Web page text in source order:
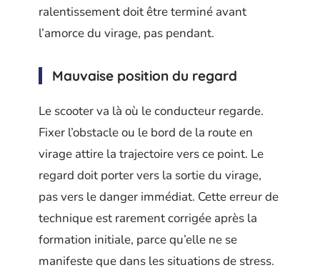
ralentissement doit être terminé avant
l’amorce du virage, pas pendant.
Mauvaise position du regard
Le scooter va là où le conducteur regarde.
Fixer l’obstacle ou le bord de la route en
virage attire la trajectoire vers ce point. Le
regard doit porter vers la sortie du virage,
pas vers le danger immédiat. Cette erreur de
technique est rarement corrigée après la
formation initiale, parce qu’elle ne se
manifeste que dans les situations de stress.